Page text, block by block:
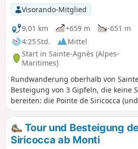
Visorando-Mitglied
9,01 km
+659 m
-651 m
4:25 Std.
Mittel
Start in Sainte-Agnès (Alpes-
Maritimes)
Rundwanderung oberhalb von
Besteigung von 3 Gipfeln, die keine
bereiten: die Pointe de Siricocca
Pic de Garuche (und sein Bunker)
sein DFCI-Wachposten auf dem
Weißeichenwaldes). Vielfältige
Mercantour und das Hinterland von
Tour und Besteigung
Siricocca ab Monti